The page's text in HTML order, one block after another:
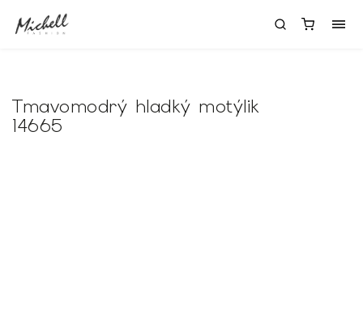
Tmavomodrý hladký motýlik
14665